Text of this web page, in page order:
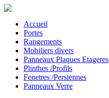
Accueil
Portes
Rangements
Mobiliers divers
Panneaux Plaques Etageres
Plinthes /Profils
Fenetres /Persiennes
Panneaux Verre